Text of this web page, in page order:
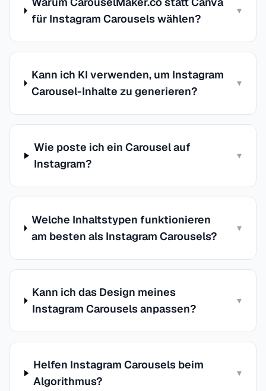
für Instagram Carousels wählen?
▾
Kann ich KI verwenden, um Instagram
Carousel-Inhalte zu generieren?
▾
Wie poste ich ein Carousel auf
Instagram?
▾
Welche Inhaltstypen funktionieren
am besten als Instagram Carousels?
▾
Kann ich das Design meines
Instagram Carousels anpassen?
▾
Helfen Instagram Carousels beim
Algorithmus?
▾